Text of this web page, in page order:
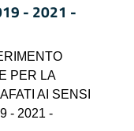
- 2021 -
PER LA
AI SENSI
- 2021 -